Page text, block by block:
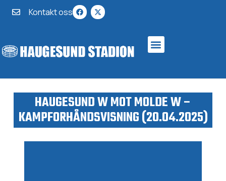
Kontakt oss
HAUGESUND W MOT MOLDE W –
KAMPFORHÅNDSVISNING (20.04.2025)